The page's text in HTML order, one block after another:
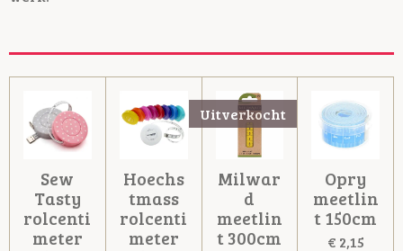
Sew
Tasty
rolcenti
meter
Hoechs
tmass
rolcenti
meter
Uitverkocht
Milwar
d
meetlin
t 300cm
Opry
meetlin
t 150cm
€ 2,15